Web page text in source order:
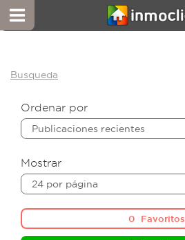
Busqueda
Ordenar por
Publicaciones recientes
Mostrar
24 por página
0 Favoritos